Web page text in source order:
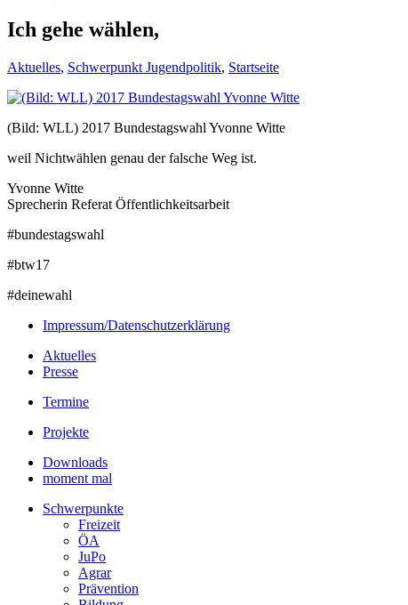
Ich gehe wählen,
Aktuelles, Schwerpunkt Jugendpolitik, Startseite
(Bild: WLL) 2017 Bundestagswahl Yvonne Witte
weil Nichtwählen genau der falsche Weg ist.
Yvonne Witte
Sprecherin Referat Öffentlichkeitsarbeit
#bundestagswahl
#btw17
#deinewahl
Impressum/Datenschutzerklärung
Aktuelles
Presse
Termine
Projekte
Downloads
moment mal
Schwerpunkte
Freizeit
ÖA
JuPo
Agrar
Prävention